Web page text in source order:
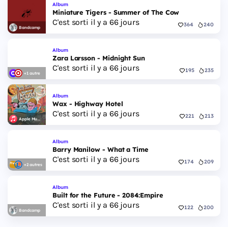
Bandcamp
Album
Miniature Tigers - Summer of The Cow
C'est sorti il y a 66 jours 364 240
+1 autre
Album
Zara Larsson - Midnight Sun
C'est sorti il y a 66 jours 195 235
Apple Music
Album
Wax - Highway Hotel
C'est sorti il y a 66 jours 221 213
+2 autres
Album
Barry Manilow - What a Time
C'est sorti il y a 66 jours 174 209
Bandcamp
Album
Built for the Future - 2084:Empire
C'est sorti il y a 66 jours 122 200